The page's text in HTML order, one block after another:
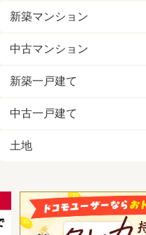
新築マンション
中古マンション
新築一戸建て
中古一戸建て
土地